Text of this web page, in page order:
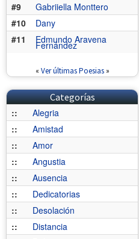
#9
Gabriiella Monttero
#10
Dany
#11
Edmundo Aravena
Fernández
« Ver últimas Poesias»
Categorías
::
Alegria
::
Amistad
::
Amor
::
Angustia
::
Ausencia
::
Dedicatorias
::
Desolación
::
Distancia